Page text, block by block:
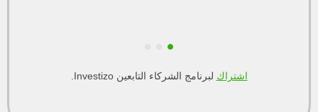
اشتراك لبرنامج الشركاء التابعين Investizo.